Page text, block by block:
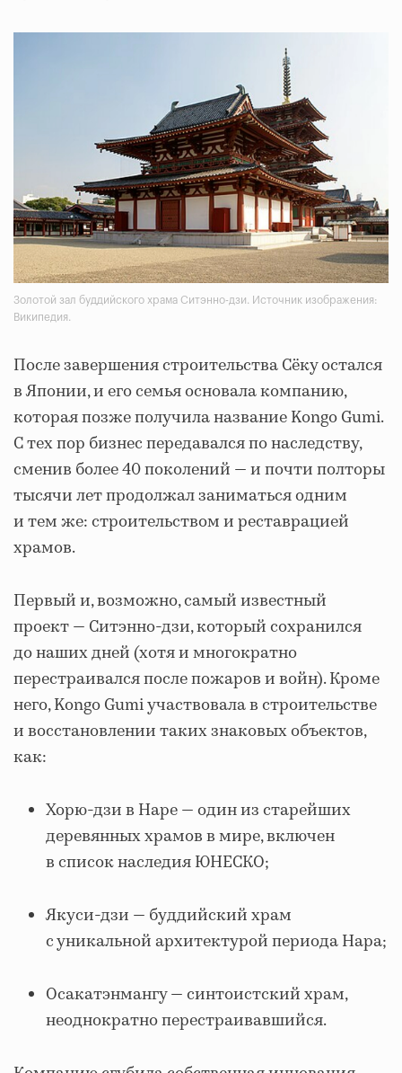
Золотой зал буддийского храма Ситэнно-дзи. Источник изображения:
Википедия.
После завершения строительства Сёку остался
в Японии, и его семья основала компанию,
которая позже получила название Kongo Gumi.
С тех пор бизнес передавался по наследству,
сменив более 40 поколений — и почти полторы
тысячи лет продолжал заниматься одним
и тем же: строительством и реставрацией
храмов.
Первый и, возможно, самый известный
проект — Ситэнно-дзи, который сохранился
до наших дней (хотя и многократно
перестраивался после пожаров и войн). Кроме
него, Kongo Gumi участвовала в строительстве
и восстановлении таких знаковых объектов,
как:
Хорю-дзи в Наре — один из старейших
деревянных храмов в мире, включен
в список наследия ЮНЕСКО;
Якуси-дзи — буддийский храм
с уникальной архитектурой периода Нара;
Осакатэнмангу — синтоистский храм,
неоднократно перестраивавшийся.